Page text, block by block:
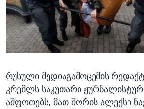
ᲡᲢᲣᲓᲘᲐ ᲕᲐᲨᲘᲜᲒᲢᲝᲜᲘ
ᲔᲙᲝᲜᲝᲛᲘᲙᲐ
ᲯᲐᲜᲛᲠᲗᲔᲚᲝᲑᲐ
ᲛᲔᲪᲜᲘᲔᲠᲔᲑᲐ
ᲙᲣᲚᲢᲣᲠᲐ
ᲒᲐᲚᲘᲚᲔᲝ
Learning English
ᲗᲕᲐᲚᲘ ᲒᲕᲐᲓᲔᲕᲜᲔᲗ
ენები
რუსული მედიაგამოცემის
კრემლს საკუთარი
აშფოთებს, მათ შორის ალექსი